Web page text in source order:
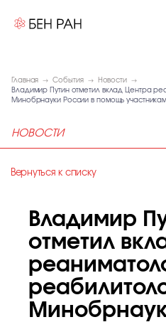
Главная События
Новости
Владимир Путин отметил вклад Центра
Минобрнауки России в помощь
НОВОСТИ
Вернуться к списку
Владимир
отметил